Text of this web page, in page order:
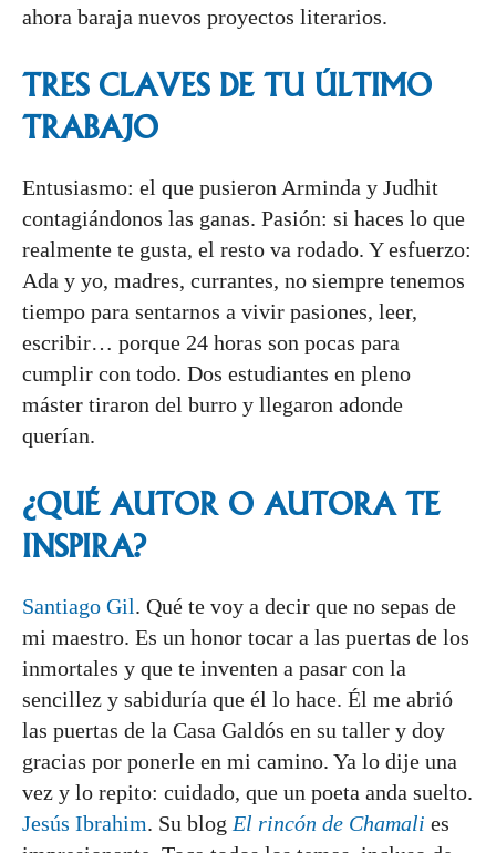
ahora baraja nuevos proyectos literarios.
TRES CLAVES DE TU ÚLTIMO
TRABAJO
Entusiasmo: el que pusieron Arminda y Judhit
contagiándonos las ganas. Pasión: si haces lo que
realmente te gusta, el resto va rodado. Y esfuerzo:
Ada y yo, madres, currantes, no siempre tenemos
tiempo para sentarnos a vivir pasiones, leer,
escribir… porque 24 horas son pocas para
cumplir con todo. Dos estudiantes en pleno
máster tiraron del burro y llegaron adonde
querían.
¿QUÉ AUTOR O AUTORA TE
INSPIRA?
Santiago Gil. Qué te voy a decir que no sepas de
mi maestro. Es un honor tocar a las puertas de los
inmortales y que te inventen a pasar con la
sencillez y sabiduría que él lo hace. Él me abrió
las puertas de la Casa Galdós en su taller y doy
gracias por ponerle en mi camino. Ya lo dije una
vez y lo repito: cuidado, que un poeta anda suelto.
Jesús Ibrahim. Su blog El rincón de Chamali es